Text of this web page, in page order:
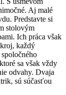
Aj malé
Predstavte si
stolovým
Ich práca však
každý
sa však vždy
odvahy. Dvaja
sú súčasťou